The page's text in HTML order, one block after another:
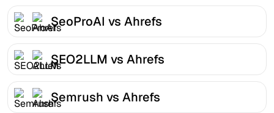
SeoProAI vs Ahrefs
SEO2LLM vs Ahrefs
Semrush vs Ahrefs